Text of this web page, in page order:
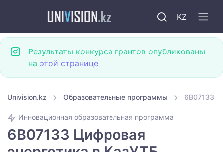
KZ
Результаты конкурса грантов опубликованы
на этой странице
Univision.kz Образовательные программы 6B07133
Инновационная образовательная программа
6B07133 Цифровая